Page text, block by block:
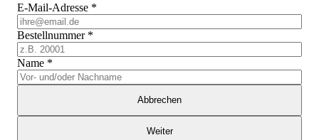
E-Mail-Adresse *
Bestellnummer *
Name *
Abbrechen
Weiter